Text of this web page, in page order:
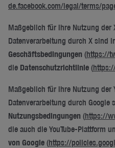
de.facebook.com/legal/terms/
Maßgeblich für Ihre Nutzung der
Datenverarbeitung durch X sind
Geschäftsbedingungen (https://
die Datenschutzrichtlinie (
Maßgeblich für Ihre Nutzung der
Datenverarbeitung durch
Nutzungsbedingungen (https://
die auch die YouTube-Plattform
von Google (https://